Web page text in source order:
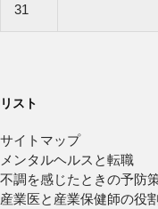
31
リスト
サイトマップ
メンタルヘルスと転職
不調を感じたときの予防
産業医と産業保健師の役